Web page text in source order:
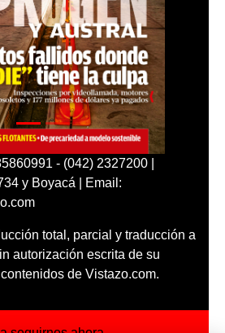
- (042) 2327200 |
y Boyacá | Email:
total, parcial y traducción a
autorización escrita de su
de Vistazo.com.